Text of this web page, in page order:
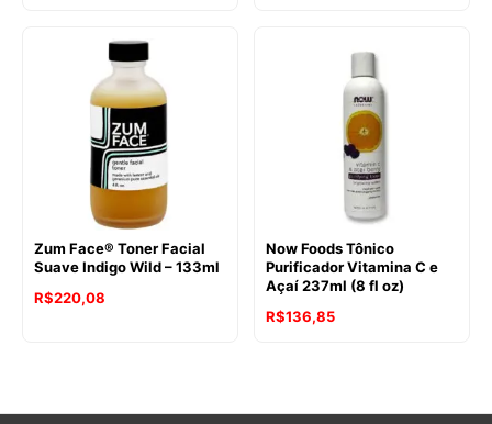
Zum Face® Toner Facial
Suave Indigo Wild – 133ml
R$220,08
Now Foods Tônico
Purificador Vitamina C e
Açaí 237ml (8 fl oz)
R$136,85